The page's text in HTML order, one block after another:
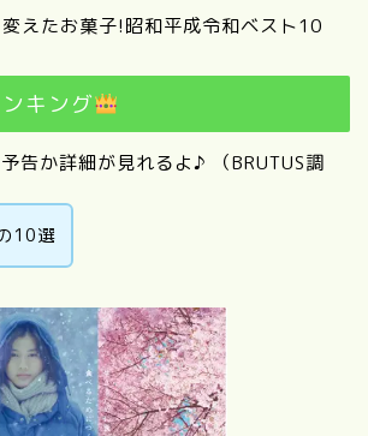
変えたお菓子!昭和平成令和ベスト10
キング
告か詳細が見れるよ♪ （BRUTUS調
10選